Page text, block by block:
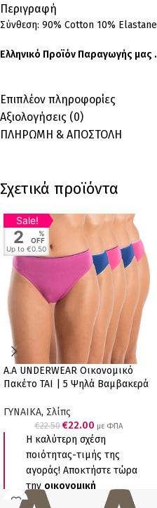
Περιγραφή
Σύνθεση: 90% Cotton 10% Εlastane
Ελληνικό Προϊόν Παραγωγής μας .
Επιπλέον πληροφορίες
Αξιολογήσεις (0)
ΠΛΗΡΩΜΗ & ΑΠΟΣΤΟΛΗ
Σχετικά προϊόντα
Sale!
2
%
OFF
Up to €0.50
A.A UNDERWEAR Οικονομικό
Πακέτο TAI | 5 Ψηλά Βαμβακερά
ΓΥΝΑΙΚΑ, Σλίπς
€22.50 €22.00 με ΦΠΑ
Η καλύτερη σχέση
ποιότητας-τιμής της
αγοράς! Αποκτήστε τώρα
την οικονομική
συσκευασία των 5